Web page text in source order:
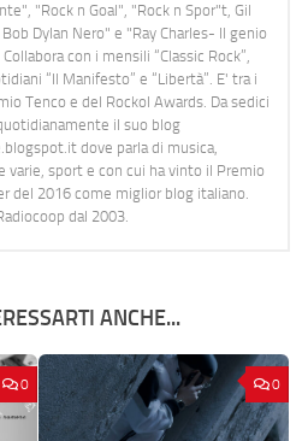
"Rock n Goal", "Rock n Spor"t, Gil
Dylan Nero" e "Ray Charles- Il genio
con i mensili “Classic Rock”,
“Il Manifesto” e “Libertà”. E' tra i
Tenco e del Rockol Awards. Da sedici
il suo blog
dove parla di musica,
varie, sport e con cui ha vinto il Premio
del 2016 come miglior blog italiano.
dal 2003.
ANCHE...
0 0